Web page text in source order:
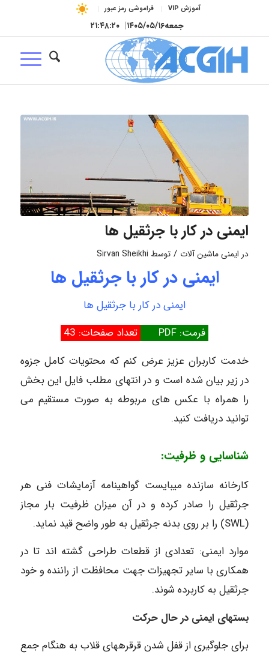
آموزش VIP فراموشی رمز عبور
جمعه۱۴۰۵/۰۵/۱۶| ۲۱:۴۸:۲۱
ایمنی در کار با جرثقیل ها
در ایمنی ماشین آلات / توسط Sirvan Sheikhi
ایمنی در کار با جرثقیل ها
ایمنی در کار با جرثقیل ها
فرمت: PDF
تعداد صفحات: 43
خدمت کاربران عزیز عرض کنم که محتویات کامل جزوه
در زیر بیان شده است و در انتهای مطلب فایل این بخش
را همراه با عکس های مربوطه به صورت مستقیم می
توانید دریافت کنید.
شناسایی و ظرفیت:
کارخانه سازنده میبایست گواهینامه آزمایشات فنی هر
جرثقیل را صادر کرده و در آن میزان ظرفیت بار مجاز
(SWL) را بر روی بدنه جرثقیل به طور واضح قید نماید.
موارد ایمنی: تعدادی از قطعات طراحی گشته اند تا در
همکاری با سایر تجهیزات جهت محافظت از راننده و خود
جرثقیل به کاربرده شوند.
بستهای ایمنی در حال حرکت
برای جلوگیری از قفل شدن قرقرههای قلاب به هنگام جمع